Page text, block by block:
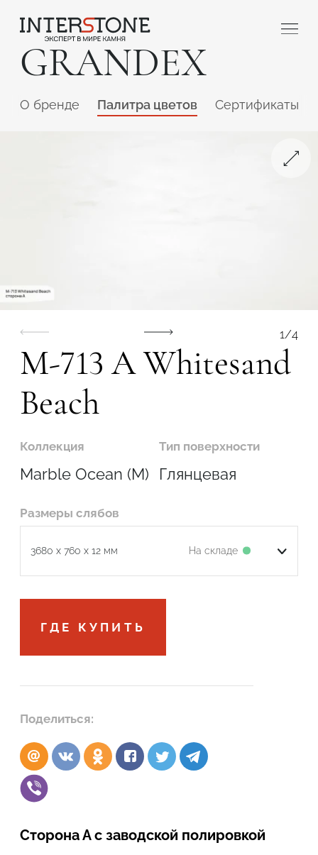
GRANDEX
O бренде Палитра цветов Сертификаты
1/4
M-713 A Whitesand
Beach
Коллекция
Marble Ocean (M)
Тип поверхности
Глянцевая
Размеры слябов
3680 x 760 x 12 мм На складе
ГДЕ КУПИТЬ
Поделиться:
Сторона А с заводской полировкой
Подтвердите, что вы не робот
ОТПРАВИТЬ ЗАЯВКУ
Подтвердите, что вы не робот